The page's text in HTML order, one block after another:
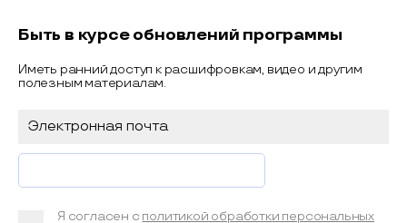
Быть в курсе обновлений программы
Иметь ранний доступ к расшифровкам, видео и другим
полезным материалам.
Я согласен с политикой обработки персональных